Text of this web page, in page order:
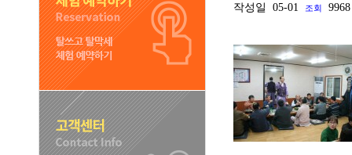
작성일
05-01 조회 9968